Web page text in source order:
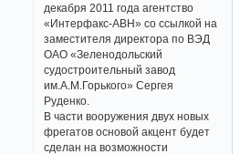
декабря 2011 года агентство
«Интерфакс-АВН» со ссылкой на
заместителя директора по ВЭД
ОАО «Зеленодольский
судостроительный завод
им.А.М.Горького» Сергея
Руденко.
В части вооружения двух новых
фрегатов основой акцент будет
сделан на возможности